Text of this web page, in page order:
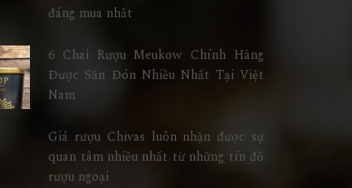
đáng mua nhất
6 Chai Rượu Meukow Chính Hãng
Được Săn Đón Nhiều Nhất Tại Việt
Nam
Giá rượu Chivas luôn nhận được sự
quan tâm nhiều nhất từ những tín đồ
rượu ngoại